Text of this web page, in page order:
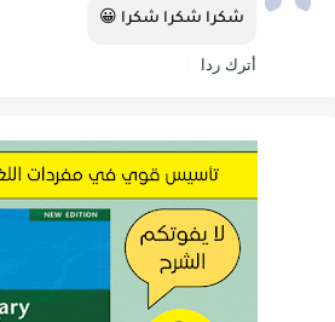
شكرا شكرا شكرا 😀
أترك ردا